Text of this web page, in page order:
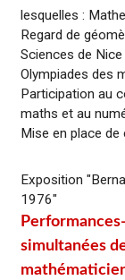
lesquelles :
Regard de
Sciences de
Olympiades des
Participation au
maths et au
Mise en place
Exposition
1976"
simultanées